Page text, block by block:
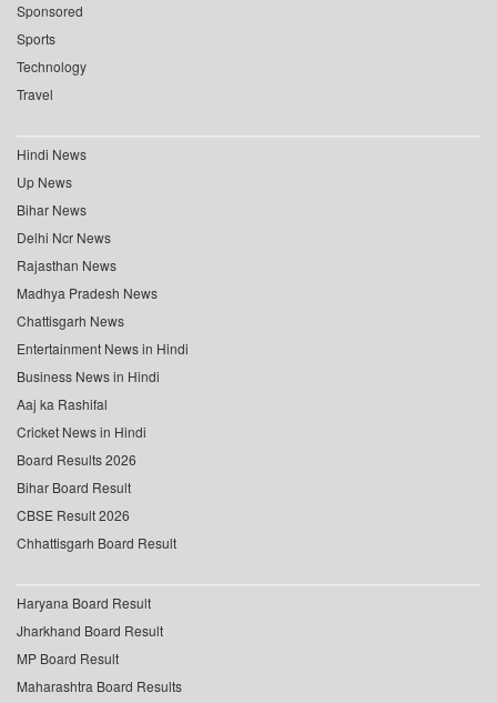
Sponsored
Sports
Technology
Travel
Hindi News
Up News
Bihar News
Delhi Ncr News
Rajasthan News
Madhya Pradesh News
Chattisgarh News
Entertainment News in Hindi
Business News in Hindi
Aaj ka Rashifal
Cricket News in Hindi
Board Results 2026
Bihar Board Result
CBSE Result 2026
Chhattisgarh Board Result
Haryana Board Result
Jharkhand Board Result
MP Board Result
Maharashtra Board Results